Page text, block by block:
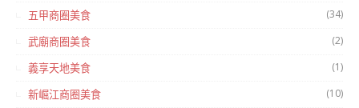
五甲商圈美食 (34)
武廟商圈美食 (2)
義享天地美食 (1)
新崛江商圈美食 (10)